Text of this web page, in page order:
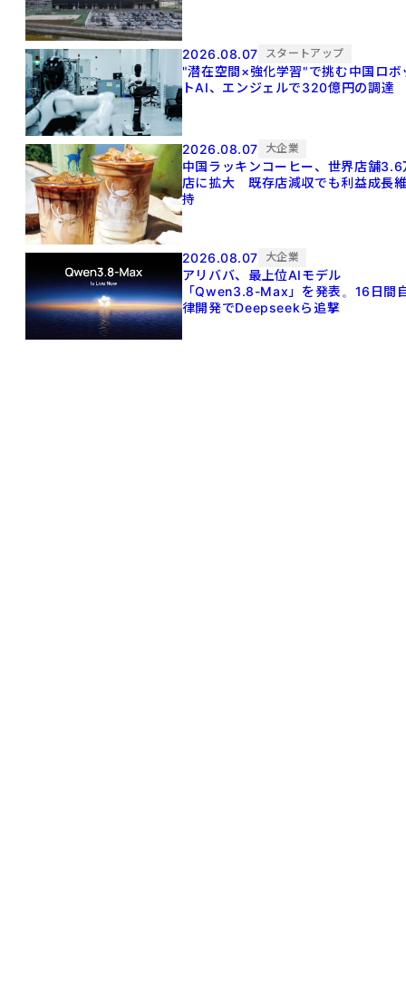
2026.08.07 スタートアップ
"潜在空間×強化学習"で挑む中国ロボ
トAI、エンジェルで320億円の調達
2026.08.07 大企業
中国ラッキンコーヒー、世界店舗3.6
店に拡大 既存店減収でも利益成長
持
2026.08.07 大企業
アリババ、最上位AIモデル
「Qwen3.8-Max」を発表。16日間
律開発でDeepseekら追撃